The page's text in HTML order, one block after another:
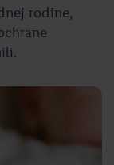
rodine,